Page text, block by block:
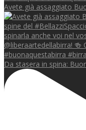
Avete già assaggiato
Da stasera in spina: